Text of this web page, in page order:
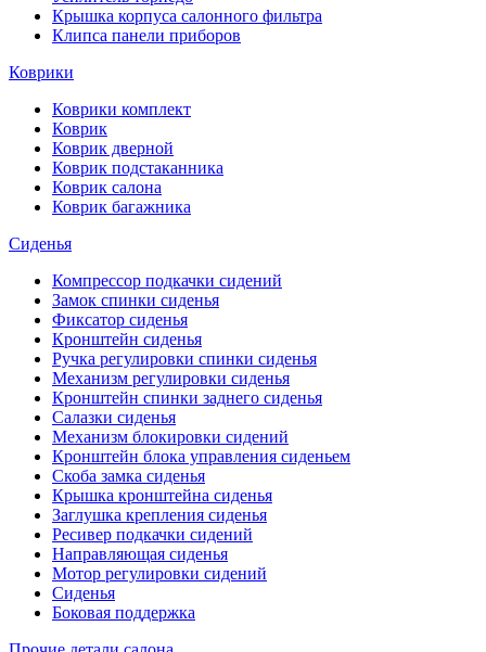
Крышка корпуса салонного фильтра
Клипса панели приборов
Коврики
Коврики комплект
Коврик
Коврик дверной
Коврик подстаканника
Коврик салона
Коврик багажника
Сиденья
Компрессор подкачки сидений
Замок спинки сиденья
Фиксатор сиденья
Кронштейн сиденья
Ручка регулировки спинки сиденья
Механизм регулировки сиденья
Кронштейн спинки заднего сиденья
Салазки сиденья
Механизм блокировки сидений
Кронштейн блока управления сиденьем
Скоба замка сиденья
Крышка кронштейна сиденья
Заглушка крепления сиденья
Ресивер подкачки сидений
Направляющая сиденья
Мотор регулировки сидений
Сиденья
Боковая поддержка